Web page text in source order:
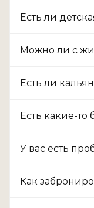
Есть ли
Можно ли с
Есть ли
Есть какие-
У вас есть
Как